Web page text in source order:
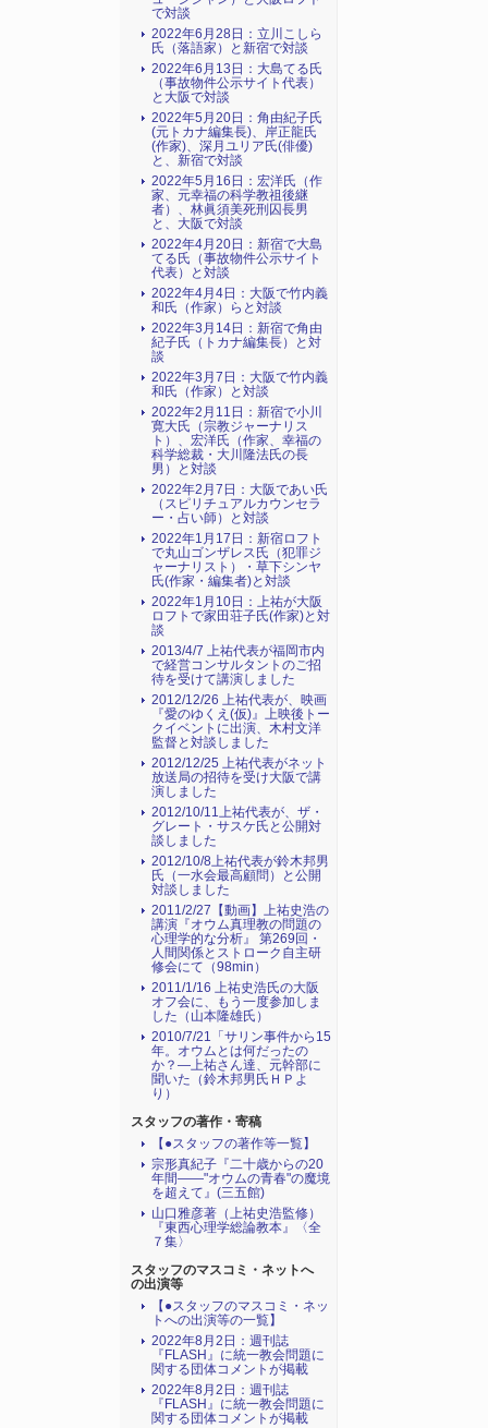
で対談
2022年6月28日：立川こしら
氏（落語家）と新宿で対談
2022年6月13日：大島てる氏
（事故物件公示サイト代表）
と大阪で対談
2022年5月20日：角由紀子氏
(元トカナ編集長)、岸正龍氏
(作家)、深月ユリア氏(俳優)
と、新宿で対談
2022年5月16日：宏洋氏（作
家、元幸福の科学教祖後継
者）、林眞須美死刑囚長男
と、大阪で対談
2022年4月20日：新宿で大島
てる氏（事故物件公示サイト
代表）と対談
2022年4月4日：大阪で竹内義
和氏（作家）らと対談
2022年3月14日：新宿で角由
紀子氏（トカナ編集長）と対
談
2022年3月7日：大阪で竹内義
和氏（作家）と対談
2022年2月11日：新宿で小川
寛大氏（宗教ジャーナリス
ト）、宏洋氏（作家、幸福の
科学総裁・大川隆法氏の長
男）と対談
2022年2月7日：大阪であい氏
（スピリチュアルカウンセラ
ー・占い師）と対談
2022年1月17日：新宿ロフト
で丸山ゴンザレス氏（犯罪ジ
ャーナリスト）・草下シンヤ
氏(作家・編集者)と対談
2022年1月10日：上祐が大阪
ロフトで家田荘子氏(作家)と対
談
2013/4/7 上祐代表が福岡市内
で経営コンサルタントのご招
待を受けて講演しました
2012/12/26 上祐代表が、映画
『愛のゆくえ(仮)』上映後トー
クイベントに出演、木村文洋
監督と対談しました
2012/12/25 上祐代表がネット
放送局の招待を受け大阪で講
演しました
2012/10/11上祐代表が、ザ・
グレート・サスケ氏と公開対
談しました
2012/10/8上祐代表が鈴木邦男
氏（一水会最高顧問）と公開
対談しました
2011/2/27【動画】上祐史浩の
講演『オウム真理教の問題の
心理学的な分析』 第269回・
人間関係とストローク自主研
修会にて（98min）
2011/1/16 上祐史浩氏の大阪
オフ会に、もう一度参加しま
した（山本隆雄氏）
2010/7/21「サリン事件から15
年。オウムとは何だったの
か？―上祐さん達、元幹部に
聞いた（鈴木邦男氏ＨＰよ
り）
スタッフの著作・寄稿
【●スタッフの著作等一覧】
宗形真紀子『二十歳からの20
年間――"オウムの青春"の魔境
を超えて』(三五館)
山口雅彦著（上祐史浩監修）
『東西心理学総論教本』〈全
７集〉
スタッフのマスコミ・ネットへ
の出演等
【●スタッフのマスコミ・ネッ
トへの出演等の一覧】
2022年8月2日：週刊誌
『FLASH』に統一教会問題に
関する団体コメントが掲載
2022年8月2日：週刊誌
『FLASH』に統一教会問題に
関する団体コメントが掲載